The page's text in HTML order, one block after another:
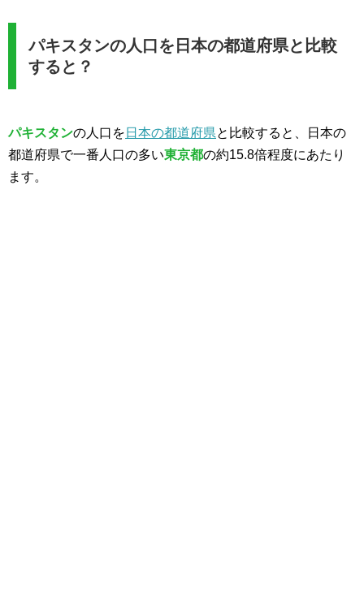
パキスタンの人口を日本の都道府県と比較
すると？
パキスタンの人口を 日本の都道府県と比較すると、日本の
都道府県で一番人口の多い東京都の約15.8倍程度にあたり
ます。